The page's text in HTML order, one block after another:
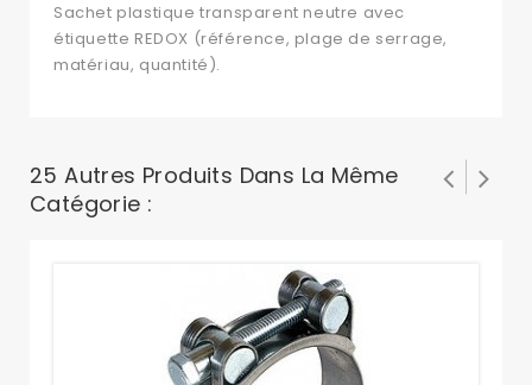
Sachet plastique transparent neutre avec
étiquette REDOX (référence, plage de serrage,
matériau, quantité).
25 Autres Produits Dans La Même
Catégorie :